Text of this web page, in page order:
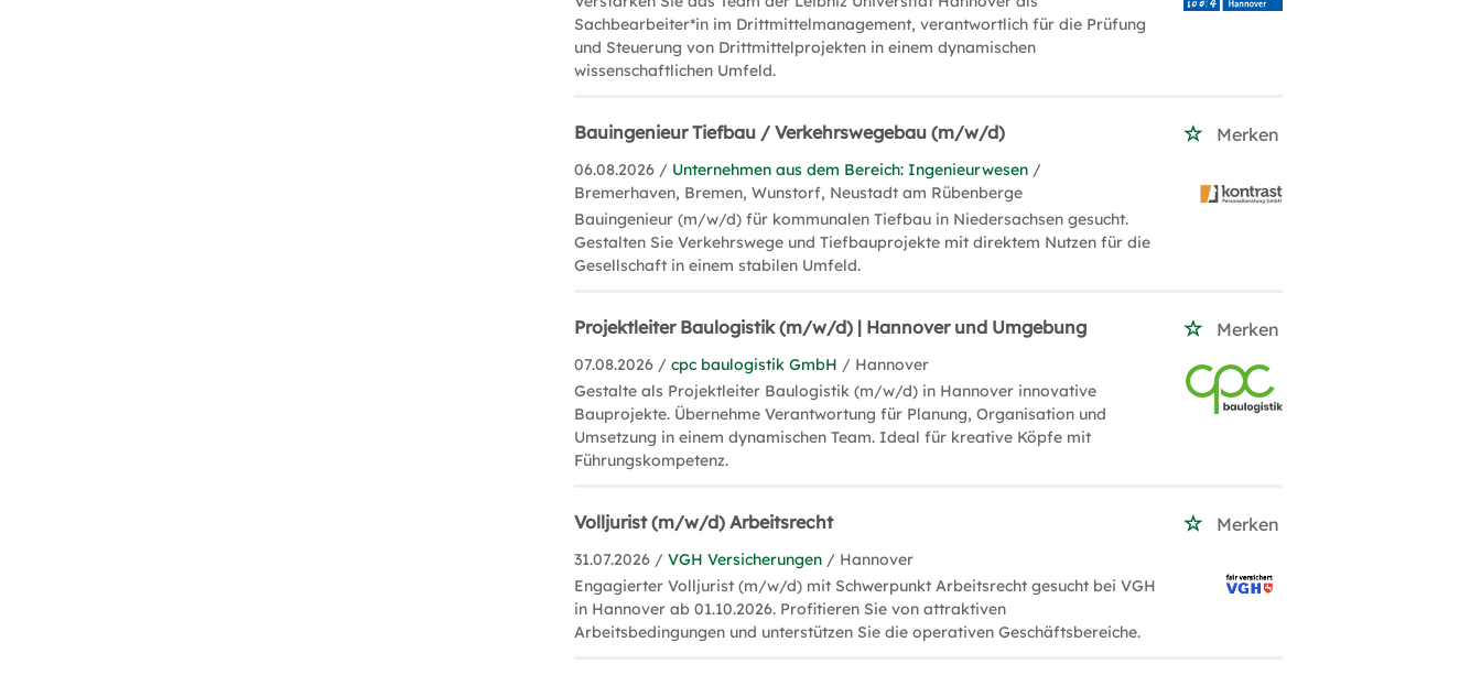
Sachbearbeiter*in im Drittmittelmanagement, verantwortlich für die Prüfung
und Steuerung von Drittmittelprojekten in einem dynamischen
wissenschaftlichen Umfeld.
Bauingenieur Tiefbau / Verkehrswegebau (m/w/d) Merken
06.08.2026 / Unternehmen aus dem Bereich: Ingenieurwesen /
Bremerhaven, Bremen, Wunstorf, Neustadt am Rübenberge
Bauingenieur (m/w/d) für kommunalen Tiefbau in Niedersachsen gesucht.
Gestalten Sie Verkehrswege und Tiefbauprojekte mit direktem Nutzen für die
Gesellschaft in einem stabilen Umfeld.
Projektleiter Baulogistik (m/w/d) | Hannover und Umgebung Merken
07.08.2026 /cpc baulogistik GmbH / Hannover
Gestalte als Projektleiter Baulogistik (m/w/d) in Hannover innovative
Bauprojekte. Übernehme Verantwortung für Planung, Organisation und
Umsetzung in einem dynamischen Team. Ideal für kreative Köpfe mit
Führungskompetenz.
Volljurist (m/w/d) Arbeitsrecht Merken
31.07.2026 /VGH Versicherungen / Hannover
Engagierter Volljurist (m/w/d) mit Schwerpunkt Arbeitsrecht gesucht bei VGH
in Hannover ab 01.10.2026. Profitieren Sie von attraktiven
Arbeitsbedingungen und unterstützen Sie die operativen Geschäftsbereiche.